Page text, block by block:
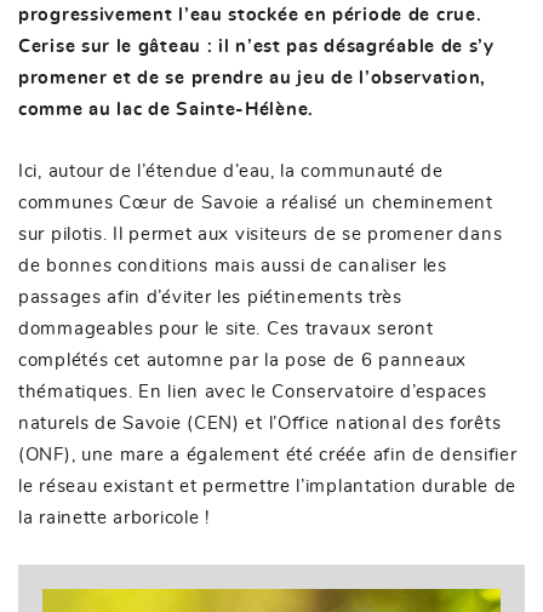
progressivement l’eau stockée en période de crue.
Cerise sur le gâteau : il n’est pas désagréable de s’y
promener et de se prendre au jeu de l’observation,
comme au lac de Sainte-Hélène.
Ici, autour de l’étendue d’eau, la communauté de
communes Cœur de Savoie a réalisé un cheminement
sur pilotis. Il permet aux visiteurs de se promener dans
de bonnes conditions mais aussi de canaliser les
passages afin d’éviter les piétinements très
dommageables pour le site. Ces travaux seront
complétés cet automne par la pose de 6 panneaux
thématiques. En lien avec le Conservatoire d’espaces
naturels de Savoie (CEN) et l’Office national des forêts
(ONF), une mare a également été créée afin de densifier
le réseau existant et permettre l’implantation durable de
la rainette arboricole !